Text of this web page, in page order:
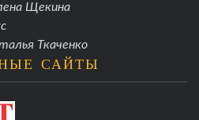
Щекина
Ткаченко
САЙТЫ